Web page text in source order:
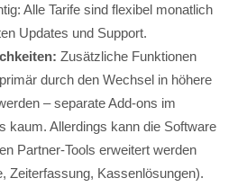
Alle Tarife sind flexibel monatlich
Updates und Support.
Zusätzliche Funktionen
durch den Wechsel in höhere
– separate Add-ons im
kaum. Allerdings kann die Software
Partner-Tools erweitert werden
Zeiterfassung, Kassenlösungen).